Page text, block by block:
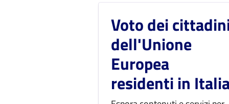
Voto dei
dell'Unione
Europea
residenti in